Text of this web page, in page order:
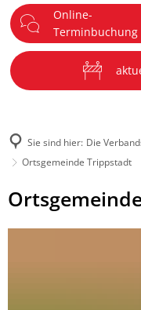
Menü
Online-
Terminbuchung
Sie sind hier: Die
Ortsgemeinde Trippstadt
Ortsgemeinde
Trippstadt